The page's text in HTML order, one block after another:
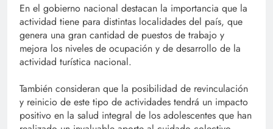
En el gobierno nacional destacan la importancia que la
actividad tiene para distintas localidades del país, que
genera una gran cantidad de puestos de trabajo y
mejora los niveles de ocupación y de desarrollo de la
actividad turística nacional.
También consideran que la posibilidad de revinculación
y reinicio de este tipo de actividades tendrá un impacto
positivo en la salud integral de los adolescentes que han